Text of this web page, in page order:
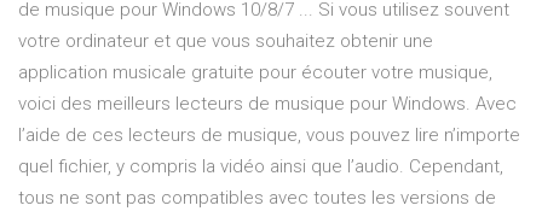
de musique pour Windows 10/8/7 ... Si vous utilisez souvent
votre ordinateur et que vous souhaitez obtenir une
application musicale gratuite pour écouter votre musique,
voici des meilleurs lecteurs de musique pour Windows. Avec
l’aide de ces lecteurs de musique, vous pouvez lire n’importe
quel fichier, y compris la vidéo ainsi que l’audio. Cependant,
tous ne sont pas compatibles avec toutes les versions de